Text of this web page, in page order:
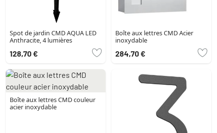
Spot de jardin CMD AQUA LED
Anthracite, 4 lumières
128,70 €
Boîte aux lettres CMD Acier
inoxydable
284,70 €
Boîte aux lettres CMD couleur
acier inoxydable